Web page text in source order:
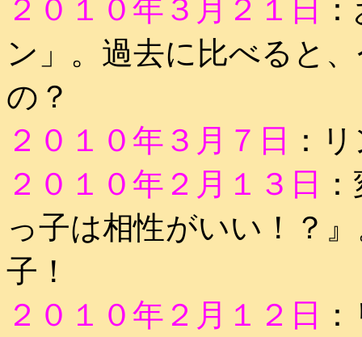
２０１０年３月２１日
ン」。過去に比べると
の？
２０１０年３月７日
：
２０１０年２月１３日
っ子は相性がいい！？
子！
２０１０年２月１２日